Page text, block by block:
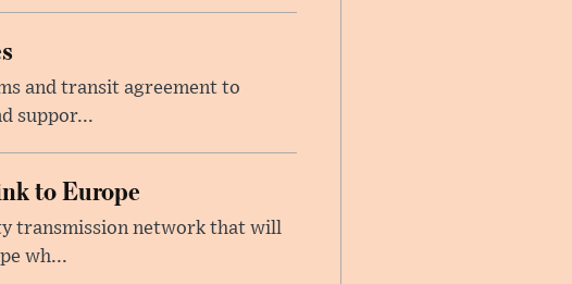
and transit agreement to
suppor...
to Europe
transmission network that will
wh...